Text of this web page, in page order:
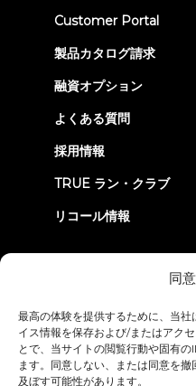
同
最高の体験を提供するために、当
イス情報を保存および/またはアク
とで、当サイトの閲覧行動や固有
ます。同意しない、または同意を
及ぼす可能性があります。
Customer Portal(opens
製品カタログ請求
融資オプション
よくある質問
採用情報
TRUE ラン・クラブ
リコール情報